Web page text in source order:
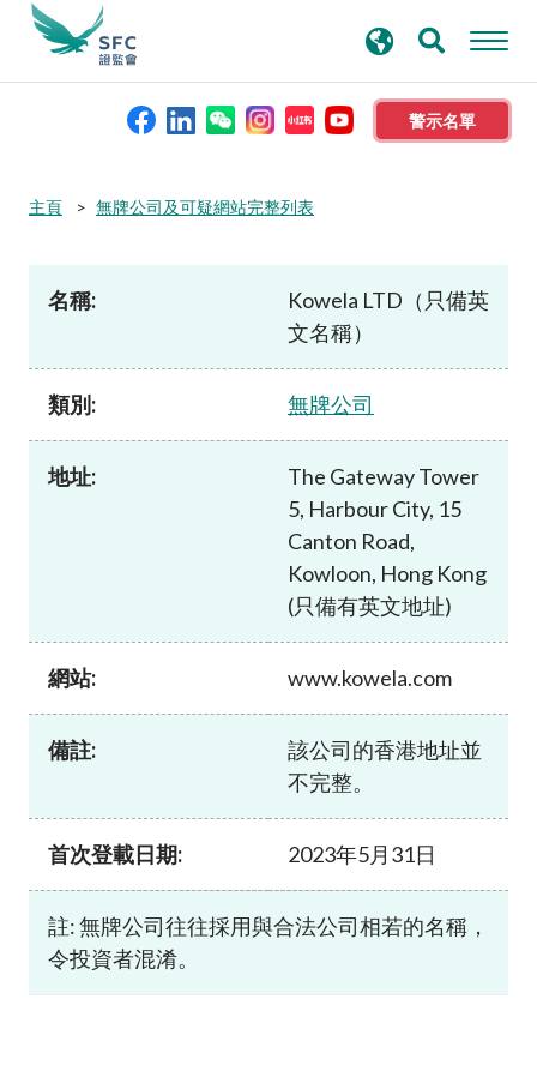
警示名單
本會簡介
資料庫
新聞稿及公布
尋
主頁 無牌公司及可疑網站完整列表
名稱:
Kowela LTD（只備英
文名稱）
類別: 無牌公司
地址:
The Gateway Tower
5, Harbour City, 15
Canton Road,
Kowloon, Hong Kong
(只備有英文地址)
網站: www.kowela.com
備註:
該公司的香港地址並
不完整。
首次登載日期: 2023年5月31日
註: 無牌公司往往採用與合法公司相若的名稱，
令投資者混淆。